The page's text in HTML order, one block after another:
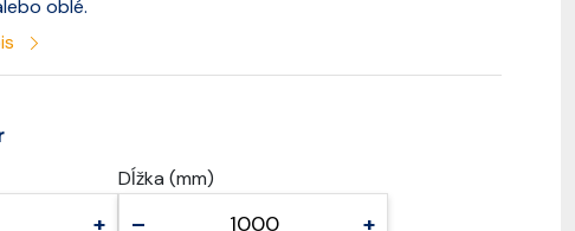
oblé.
+
Dĺžka (mm)
– +